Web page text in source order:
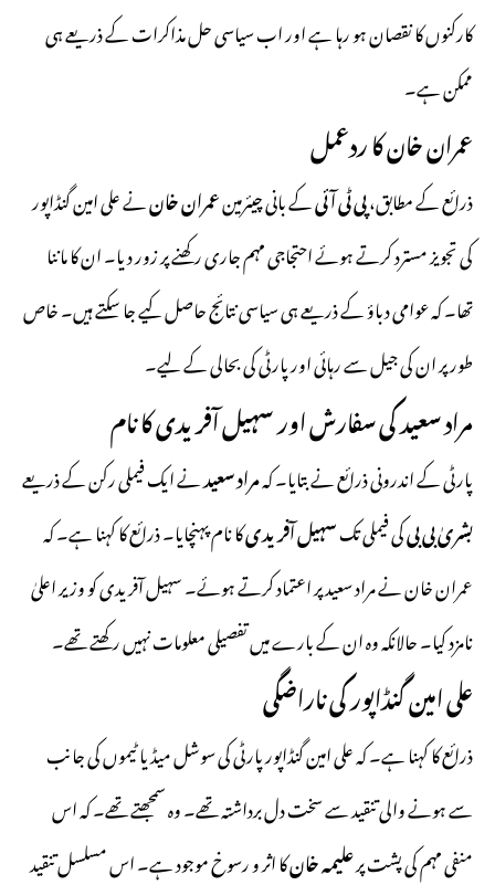
کارکنوں کا نقصان ہو رہا ہے اور اب سیاسی حل مذاکرات کے ذریعے ہی
ممکن ہے۔
عمران خان کا ردعمل
ذرائع کے مطابق،پی ٹی آئیکے بانی چیئرمینعمران خاننے علی امین گنڈاپور
کی تجویز مسترد کرتے ہوئے احتجاجی مہم جاری رکھنے پر زور دیا۔ ان کا ماننا
تھا۔ کہ عوامی دباؤ کے ذریعے ہی سیاسی نتائج حاصل کیے جا سکتے ہیں۔ خاص
طور پر ان کی جیل سے رہائی اور پارٹی کی بحالی کے لیے۔
مراد سعید کی سفارش اور سہیل آفریدی کا نام
پارٹی کے اندرونی ذرائع نے بتایا۔ کہمراد سعیدنے ایک فیملی رکن کے ذریعے
بشریٰ بی بیکی فیملی تکسہیل آفریدیکا نام پہنچایا۔ ذرائع کا کہنا ہے۔ کہ
عمران خان نے مراد سعید پر اعتماد کرتے ہوئے۔ سہیل آفریدی کو وزیر اعلیٰ
نامزد کیا۔ حالانکہ وہ ان کے بارے میں تفصیلی معلومات نہیں رکھتے تھے۔
علی امین گنڈاپور کی ناراضگی
ذرائع کا کہنا ہے۔ کہ علی امین گنڈاپور پارٹی کی سوشل میڈیا ٹیموں کی جانب
سے ہونے والی تنقید سے سخت دل برداشتہ تھے۔ وہ سمجھتے تھے۔ کہ اس
منفی مہم کی پشت پرعلیمہ خانکا اثر و رسوخ موجود ہے۔ اس مسلسل تنقید